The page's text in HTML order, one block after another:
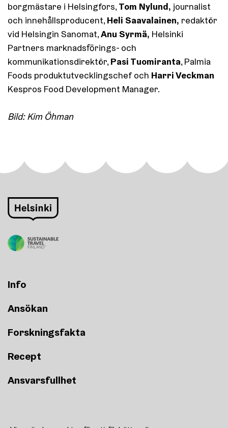
borgmästare i Helsingfors, Tom Nylund, journalist
och innehållsproducent, Heli Saavalainen, redaktör
vid Helsingin Sanomat,Anu Syrmä, Helsinki
Partners marknadsförings- och
kommunikationsdirektör, Pasi Tuomiranta, Palmia
Foods produktutvecklingschef och Harri Veckman
Kespros Food Development Manager.
Bild: Kim Öhman
Info
Ansökan
Forskningsfakta
Recept
Ansvarsfullhet